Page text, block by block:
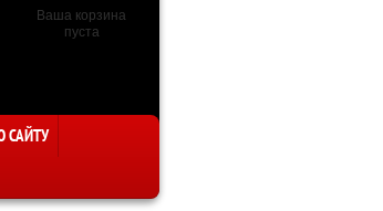
Ваша корзина
пуста
САЙТУ